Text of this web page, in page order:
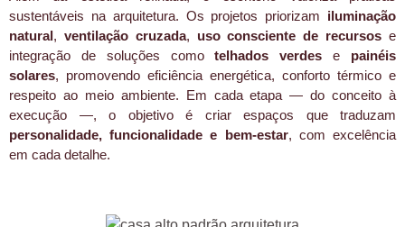
sustentáveis na arquitetura. Os projetos priorizam iluminação
natural, ventilação cruzada, uso consciente de recursos e
integração de soluções comotelhados verdes e painéis
solares, promovendo eficiência energética, conforto térmico e
respeito ao meio ambiente. Em cada etapa — do conceito à
execução —, o objetivo é criar espaços que traduzam
personalidade, funcionalidade e bem-estar, com excelência
em cada detalhe.